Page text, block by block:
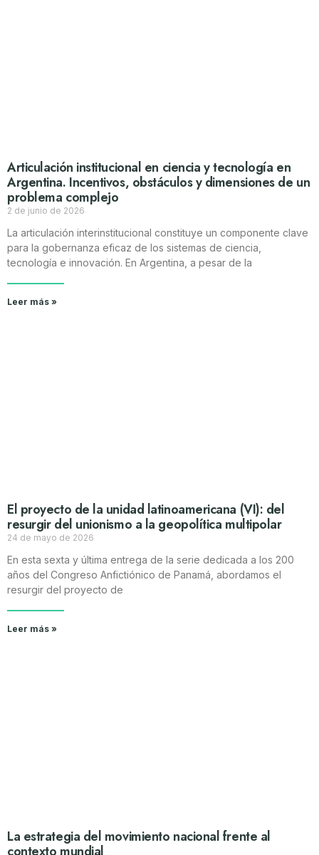
Articulación institucional en ciencia y tecnología en
Argentina. Incentivos, obstáculos y dimensiones de un
problema complejo
2 de junio de 2026
La articulación interinstitucional constituye un componente clave
para la gobernanza eficaz de los sistemas de ciencia,
tecnología e innovación. En Argentina, a pesar de la
Leer más »
El proyecto de la unidad latinoamericana (VI): del
resurgir del unionismo a la geopolítica multipolar
24 de mayo de 2026
En esta sexta y última entrega de la serie dedicada a los 200
años del Congreso Anfictiónico de Panamá, abordamos el
resurgir del proyecto de
Leer más »
La estrategia del movimiento nacional frente al